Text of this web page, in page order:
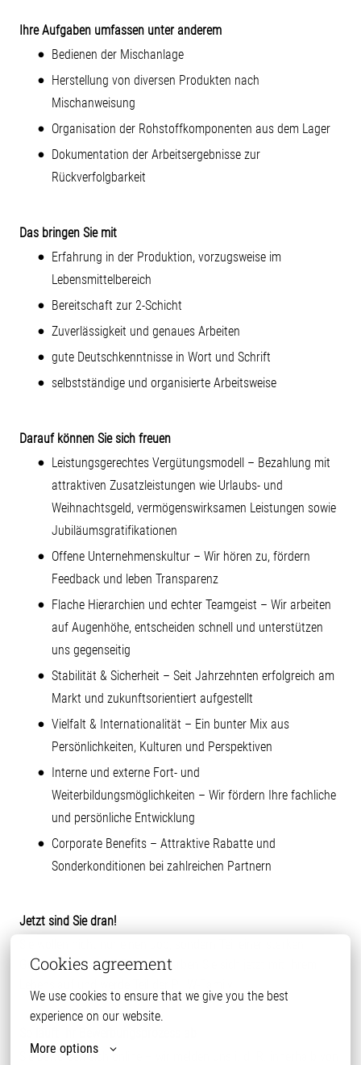
Cookies agreement
We use cookies to ensure that we give you the best
experience on our website.
More options
Ihre Aufgaben umfassen unter anderem
Bedienen der Mischanlage
Herstellung von diversen Produkten nach
Mischanweisung
Organisation der Rohstoffkomponenten aus dem Lager
Dokumentation der Arbeitsergebnisse zur
Rückverfolgbarkeit
Das bringen Sie mit
Erfahrung in der Produktion, vorzugsweise im
Lebensmittelbereich
Bereitschaft zur 2-Schicht
Zuverlässigkeit und genaues Arbeiten
gute Deutschkenntnisse in Wort und Schrift
selbstständige und organisierte Arbeitsweise
Darauf können Sie sich freuen
Leistungsgerechtes Vergütungsmodell – Bezahlung mit
attraktiven Zusatzleistungen wie Urlaubs- und
Weihnachtsgeld, vermögenswirksamen Leistungen sowie
Jubiläumsgratifikationen
Offene Unternehmenskultur – Wir hören zu, fördern
Feedback und leben Transparenz
Flache Hierarchien und echter Teamgeist – Wir arbeiten
auf Augenhöhe, entscheiden schnell und unterstützen
uns gegenseitig
Stabilität & Sicherheit – Seit Jahrzehnten erfolgreich am
Markt und zukunftsorientiert aufgestellt
Vielfalt & Internationalität – Ein bunter Mix aus
Persönlichkeiten, Kulturen und Perspektiven
Interne und externe Fort- und
Weiterbildungsmöglichkeiten – Wir fördern Ihre fachliche
und persönliche Entwicklung
Corporate Benefits – Attraktive Rabatte und
Sonderkonditionen bei zahlreichen Partnern
Jetzt sind Sie dran!
Gemeinschaft sein? Dann bewerben Sie sich jetzt mit Ihrem
Sie bewerben sich online – wir melden uns i. d. R. innerhalb von